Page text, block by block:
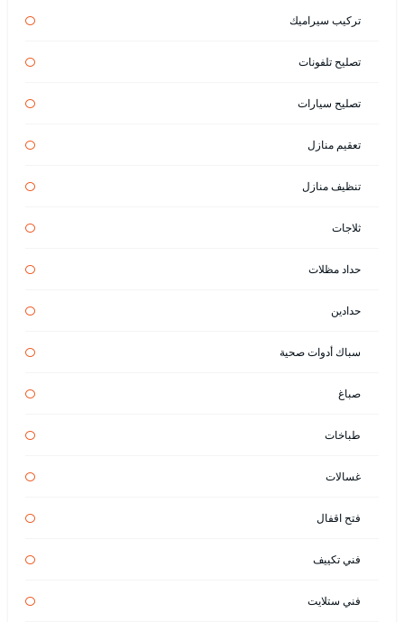
تركيب سيراميك
تصليح تلفونات
تصليح سيارات
تعقيم منازل
تنظيف منازل
ثلاجات
حداد مظلات
حدادين
سباك أدوات صحية
صباغ
طباخات
غسالات
فتح اقفال
فني تكييف
فني ستلايت